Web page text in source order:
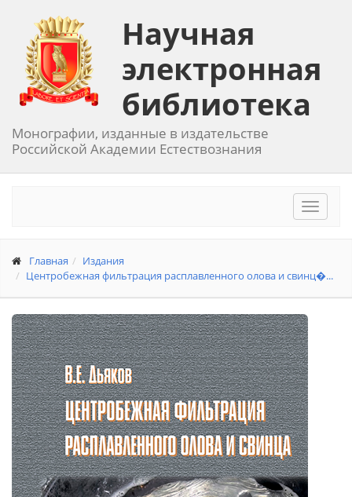
Научная
электронная
библиотека
Монографии, изданные в издательстве
Российской Академии Естествознания
Toggle
Главная
Издания
Центробежная фильтрация расплавленного олова и свинц�...